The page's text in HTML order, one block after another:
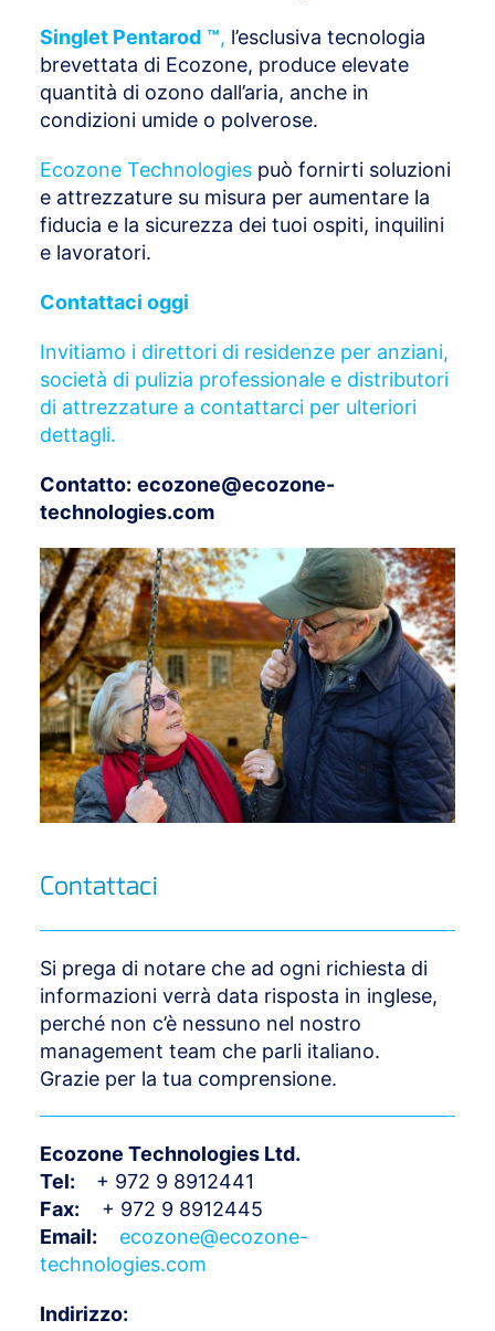
Singlet Pentarod ™, l’esclusiva tecnologia
brevettata di Ecozone, produce elevate
quantità di ozono dall’aria, anche in
condizioni umide o polverose.
Ecozone Technologiespuò fornirti soluzioni
e attrezzature su misura per aumentare la
fiducia e la sicurezza dei tuoi ospiti, inquilini
e lavoratori.
Contattaci oggi
Invitiamo i direttori di residenze per anziani,
società di pulizia professionale e distributori
di attrezzature a contattarci per ulteriori
dettagli.
Contatto: ecozone@ecozone-
technologies.com
Contattaci
Si prega di notare che ad ogni richiesta di
informazioni verrà data risposta in inglese,
perché non c’è nessuno nel nostro
management team che parli italiano.
Grazie per la tua comprensione.
Ecozone Technologies Ltd.
Tel:
+ 972 9 8912441
Fax:
+ 972 9 8912445
Email:
ecozone@ecozone-
technologies.com
Indirizzo: